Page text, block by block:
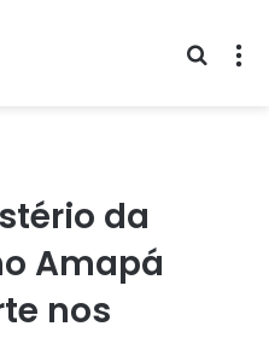
da
Amapá
nos